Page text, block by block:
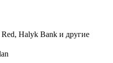
Halyk Bank и другие